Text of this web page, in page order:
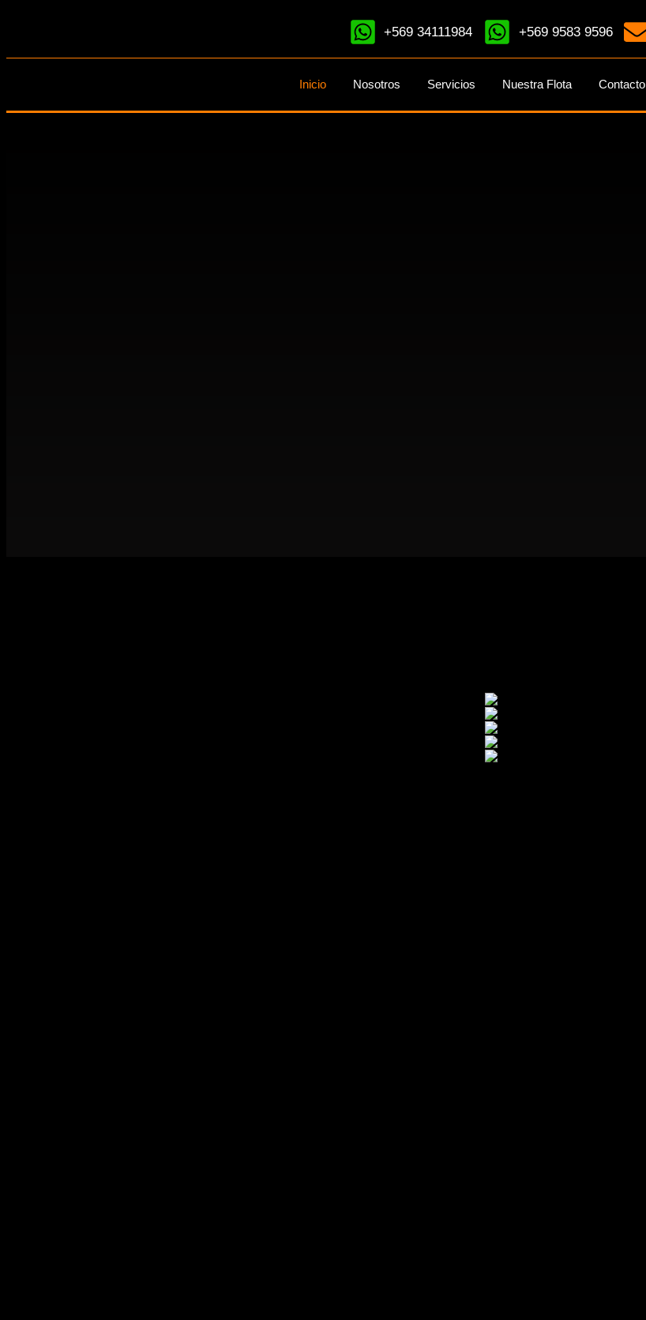
+569 34111984 +569 9583 9596
Inicio Nosotros Servicios Nuestra Flota Contacto